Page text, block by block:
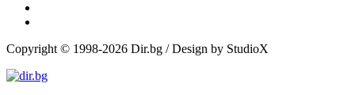
Copyright © 1998-2026 Dir.bg / Design by StudioX